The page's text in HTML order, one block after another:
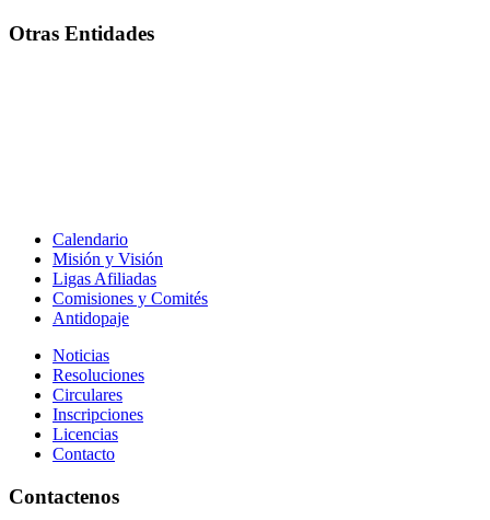
Otras Entidades
Calendario
Misión y Visión
Ligas Afiliadas
Comisiones y Comités
Antidopaje
Noticias
Resoluciones
Circulares
Inscripciones
Licencias
Contacto
Contactenos